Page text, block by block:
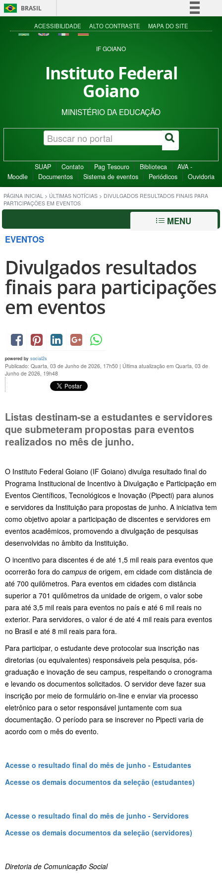
BRASIL
Simplifique!
Acesso à informação
ACESSIBILIDADE ALTO CONTRASTE MAPA DO SITE
IF GOIANO
Instituto Federal
Goiano
MINISTÉRIO DA EDUCAÇÃO
SUAP Contato Pag Tesouro Biblioteca
AVA -
Moodle
Documentos Sistema de eventos Periódicos Ouvidoria
PÁGINA INICIAL > ÚLTIMAS NOTÍCIAS > DIVULGADOS RESULTADOS FINAIS PARA
PARTICIPAÇÕES EM EVENTOS
MENU
EVENTOS
Divulgados resultados
finais para participações
em eventos
powered by social2s
Publicado: Quarta, 03 de Junho de 2026, 17h50 | Última atualização em Quarta, 03 de
Junho de 2026, 19h48
Listas destinam-se a estudantes e servidores
que submeteram propostas para eventos
realizados no mês de junho.
O Instituto Federal Goiano (IF Goiano) divulga resultado final do
Programa Institucional de Incentivo à Divulgação e Participação em
Eventos Científicos, Tecnológicos e Inovação (Pipecti) para alunos
e servidores da Instituição para propostas de junho. A iniciativa tem
como objetivo apoiar a participação de discentes e servidores em
eventos acadêmicos, promovendo a divulgação de pesquisas
desenvolvidas no âmbito da Instituição.
O incentivo para discentes é de até 1,5 mil reais para eventos que
ocorrerão fora do campus de origem, em cidade com distância de
até 700 quilômetros. Para eventos em cidades com distância
superior a 701 quilômetros da unidade de origem, o valor sobe
para até 3,5 mil reais para eventos no país e até 6 mil reais no
exterior. Para servidores, o valor é de até 4 mil reais para eventos
no Brasil e até 8 mil reais para fora.
Para participar, o estudante deve protocolar sua inscrição nas
diretorias (ou equivalentes) responsáveis pela pesquisa, pós-
graduação e inovação de seu campus, respeitando o cronograma
e levando os documentos solicitados. O servidor deve fazer sua
inscrição por meio de formulário on-line e enviar via processo
eletrônico para o setor responsável juntamente com sua
documentação. O período para se inscrever no Pipecti varia de
acordo com o mês do evento.
Acesse o resultado final do mês de junho - Estudantes
Acesse os demais documentos da seleção (estudantes)
Acesse o resultado final do mês de junho - Servidores
Acesse os demais documentos da seleção (servidores)
Diretoria de Comunicação Social